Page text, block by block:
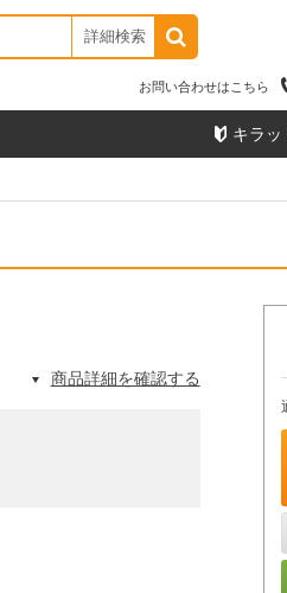
詳細検索
お問い合わせはこちら
キラッ
商品詳細を確認する